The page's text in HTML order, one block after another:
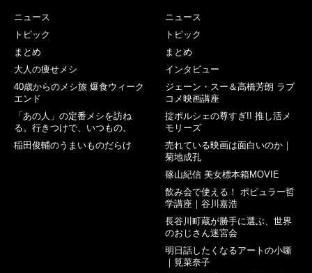
ニュース
トピック
まとめ
大人の痩せメシ
40歳からのメシ旅 爆食ウィーク
エンド
「あの人」の定番メシを訪ね
る。行きつけで、いつもの。
稲田俊輔のうまいものだらけ
ニュース
トピック
まとめ
インタビュー
ジェーン・スー＆高橋芳朗 ラブ
コメ映画講座
掟ポルシェの尊すぎ!! 推し活メ
モリーズ
売れている映画は面白いのか｜
菊地成孔
篠山紀信 美女標本箱MOVIE
飲み会で使える！ ポピュラー哲
学講座｜谷川嘉浩
長谷川町蔵が勝手に選ぶ、世界
のおじさん迷宮会
明日話したくなるアートの小噺
｜筧菜奈子